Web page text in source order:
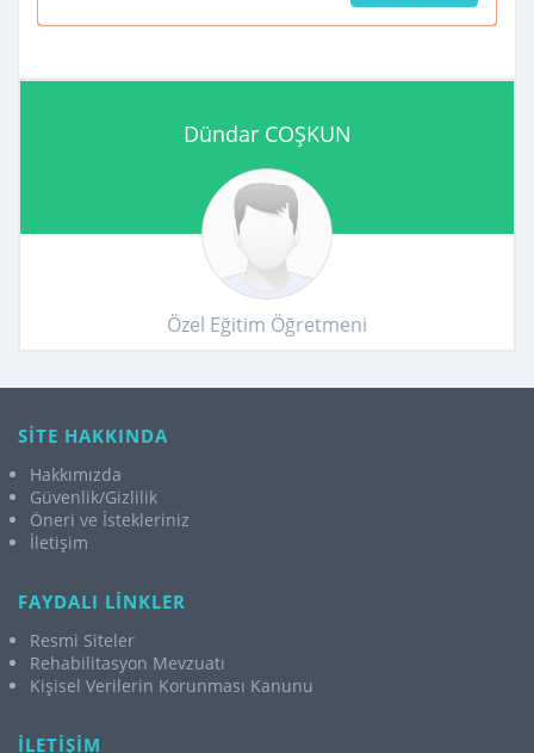
Dündar COŞKUN
Özel Eğitim Öğretmeni
SİTE HAKKINDA
Hakkımızda
Güvenlik/Gizlilik
Öneri ve İstekleriniz
İletişim
FAYDALI LİNKLER
Resmi Siteler
Rehabilitasyon Mevzuatı
Kişisel Verilerin Korunması Kanunu
İLETİŞİM